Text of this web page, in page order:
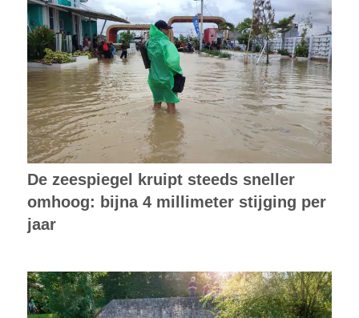
De zeespiegel kruipt steeds sneller
omhoog: bijna 4 millimeter stijging per
jaar